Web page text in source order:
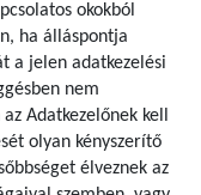
okokból
ha álláspontja
a jelen adatkezelési
nem
Adatkezelőnek kell
olyan kényszerítő
élveznek az